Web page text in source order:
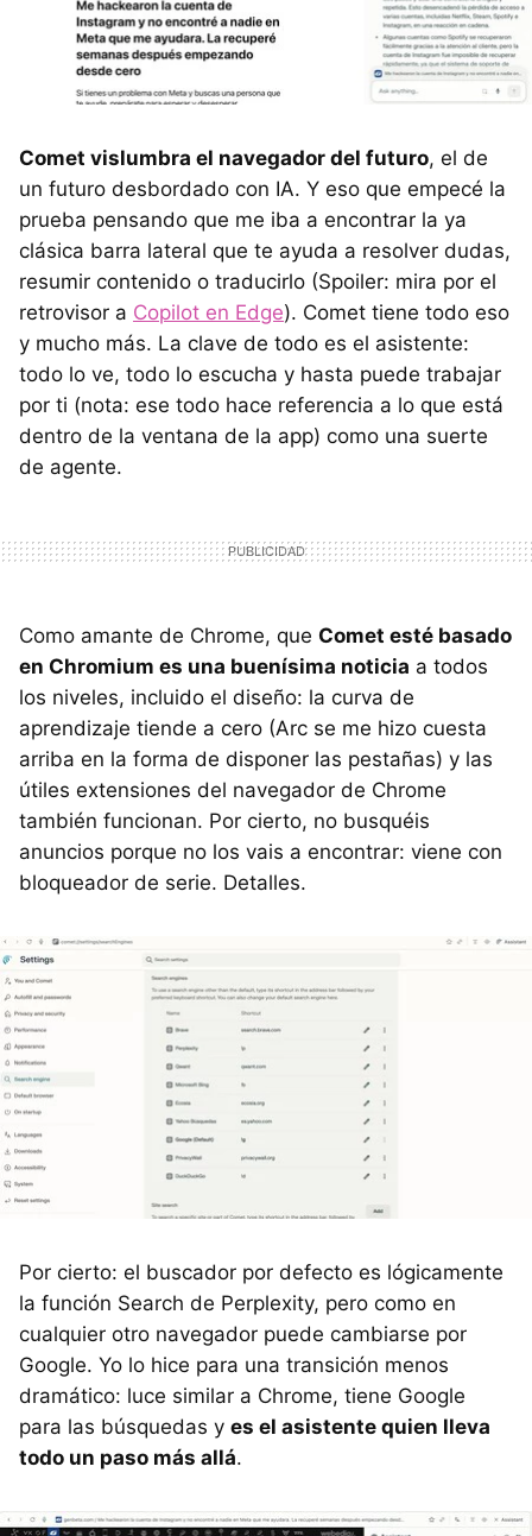
Comet vislumbra el navegador del futuro, el de
un futuro desbordado con IA. Y eso que empecé la
prueba pensando que me iba a encontrar la ya
clásica barra lateral que te ayuda a resolver dudas,
resumir contenido o traducirlo (Spoiler: mira por el
retrovisor a Copilot en Edge). Comet tiene todo eso
y mucho más. La clave de todo es el asistente:
todo lo ve, todo lo escucha y hasta puede trabajar
por ti (nota: ese todo hace referencia a lo que está
dentro de la ventana de la app) como una suerte
de agente.
Como amante de Chrome, que Comet esté basado
en Chromium es una buenísima noticia a todos
los niveles, incluido el diseño: la curva de
aprendizaje tiende a cero (Arc se me hizo cuesta
arriba en la forma de disponer las pestañas) y las
útiles extensiones del navegador de Chrome
también funcionan. Por cierto, no busquéis
anuncios porque no los vais a encontrar: viene con
bloqueador de serie. Detalles.
Por cierto: el buscador por defecto es lógicamente
la función Search de Perplexity, pero como en
cualquier otro navegador puede cambiarse por
Google. Yo lo hice para una transición menos
dramático: luce similar a Chrome, tiene Google
para las búsquedas y es el asistente quien lleva
todo un paso más allá.